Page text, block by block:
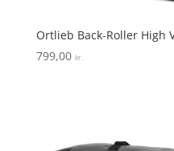
Ortlieb Back-Roller High
799,00 kr.